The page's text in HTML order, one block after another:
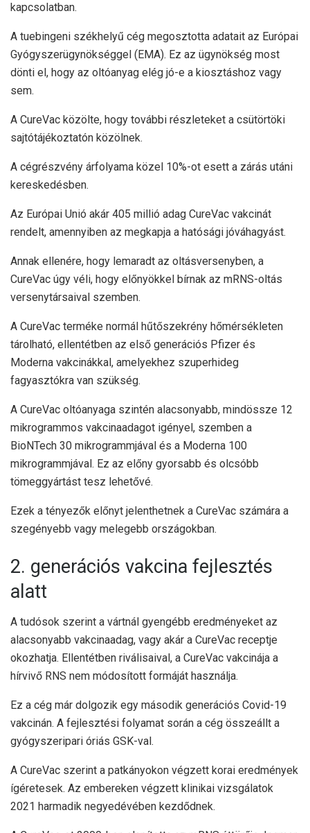
kapcsolatban.
A tuebingeni székhelyű cég megosztotta adatait az Európai
Gyógyszerügynökséggel (EMA). Ez az ügynökség most
dönti el, hogy az oltóanyag elég jó-e a kiosztáshoz vagy
sem.
A CureVac közölte, hogy további részleteket a csütörtöki
sajtótájékoztatón közölnek.
A cégrészvény árfolyama közel 10%-ot esett a zárás utáni
kereskedésben.
Az Európai Unió akár 405 millió adag CureVac vakcinát
rendelt, amennyiben az megkapja a hatósági jóváhagyást.
Annak ellenére, hogy lemaradt az oltásversenyben, a
CureVac úgy véli, hogy előnyökkel bírnak az mRNS-oltás
versenytársaival szemben.
A CureVac terméke normál hűtőszekrény hőmérsékleten
tárolható, ellentétben az első generációs Pfizer és
Moderna vakcinákkal, amelyekhez szuperhideg
fagyasztókra van szükség.
A CureVac oltóanyaga szintén alacsonyabb, mindössze 12
mikrogrammos vakcinaadagot igényel, szemben a
BioNTech 30 mikrogrammjával és a Moderna 100
mikrogrammjával. Ez az előny gyorsabb és olcsóbb
tömeggyártást tesz lehetővé.
Ezek a tényezők előnyt jelenthetnek a CureVac számára a
szegényebb vagy melegebb országokban.
2. generációs vakcina fejlesztés
alatt
A tudósok szerint a vártnál gyengébb eredményeket az
alacsonyabb vakcinaadag, vagy akár a CureVac receptje
okozhatja. Ellentétben riválisaival, a CureVac vakcinája a
hírvivő RNS nem módosított formáját használja.
Ez a cég már dolgozik egy második generációs Covid-19
vakcinán. A fejlesztési folyamat során a cég összeállt a
gyógyszeripari óriás GSK-val.
A CureVac szerint a patkányokon végzett korai eredmények
ígéretesek. Az embereken végzett klinikai vizsgálatok
2021 harmadik negyedévében kezdődnek.